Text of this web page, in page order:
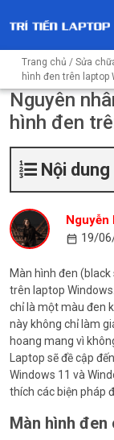
Trang chủ / Sửa
hình đen trên laptop
Nguyên
hình đen
Nội dung
Nguyễn
19/
Màn hình đen
trên laptop
chỉ là một màu đen
này không chỉ làm
hoang mang vì
Laptop sẽ đề cập
Windows 11 và
thích các biện pháp
Màn hình